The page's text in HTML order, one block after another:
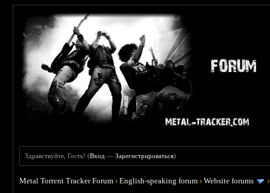
Здравствуйте, Гость! (Вход —Зарегистрироваться)
Metal Torrent Tracker Forum ›English-speaking forum ›Website forums